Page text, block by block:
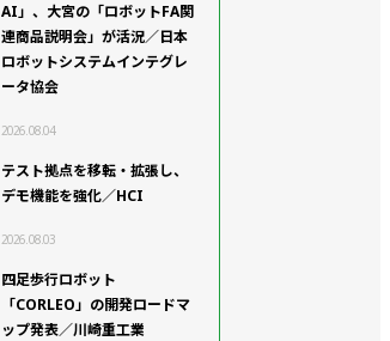
AI」、大宮の「ロボットFA関
連商品説明会」が活況／日本
ロボットシステムインテグレ
ータ協会
2026.08.04
テスト拠点を移転・拡張し、
デモ機能を強化／HCI
2026.08.03
四足歩行ロボット
「CORLEO」の開発ロードマ
ップ発表／川崎重工業